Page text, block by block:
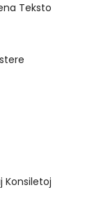
Teksto
Konsiletoj